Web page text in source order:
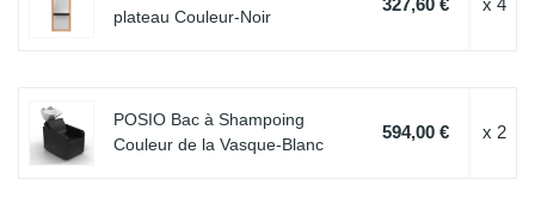
plateau Couleur-Noir
327,60 € x 4
POSIO Bac à Shampoing
Couleur de la Vasque-Blanc
594,00 € x 2